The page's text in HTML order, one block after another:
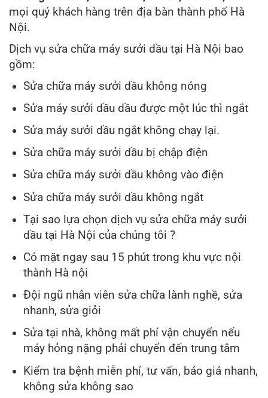
mọi quý khách hàng trên địa bàn thành phố Hà
Nội.
Dịch vụ sửa chữa máy sưởi dầu tại Hà Nội bao
gồm:
Sửa chữa máy sưởi dầu không nóng
Sửa máy sưởi dầu dầu được một lúc thì ngắt
Sửa máy sưởi dầu ngắt không chạy lại.
Sửa chữa máy sưởi dầu bị chập điện
Sửa chữa máy sưởi dầu không vào điện
Sửa chữa máy sưởi dầu không ngắt
Tại sao lựa chọn dịch vụ sửa chữa máy sưởi
dầu tại Hà Nội của chúng tôi ?
Có mặt ngay sau 15 phút trong khu vực nội
thành Hà nội
Đội ngũ nhân viên sửa chữa lành nghề, sửa
nhanh, sửa giỏi
Sửa tại nhà, không mất phí vận chuyển nếu
máy hỏng nặng phải chuyển đến trung tâm
Kiểm tra bệnh miễn phí, tư vấn, báo giá nhanh,
không sửa không sao